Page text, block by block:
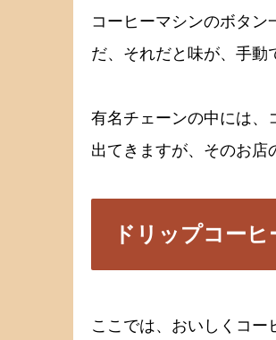
コーヒーマシンのボタン
だ、それだと味が、手動
有名チェーンの中には、
出てきますが、そのお店
ドリップコー
ここでは、おいしくコ